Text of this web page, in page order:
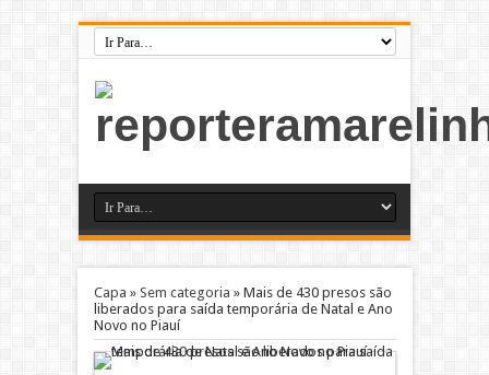
Capa » Sem categoria » Mais de 430 presos são
liberados para saída temporária de Natal e Ano
Novo no Piauí